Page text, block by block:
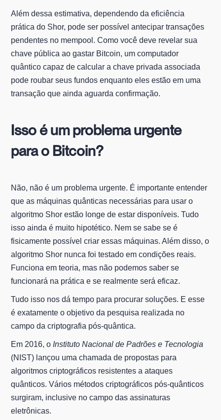
Além dessa estimativa, dependendo da eficiência
prática do Shor, pode ser possível antecipar transações
pendentes no mempool. Como você deve revelar sua
chave pública ao gastar Bitcoin, um computador
quântico capaz de calcular a chave privada associada
pode roubar seus fundos enquanto eles estão em uma
transação que ainda aguarda confirmação.
Isso é um problema urgente
para o Bitcoin?
Não, não é um problema urgente. É importante entender
que as máquinas quânticas necessárias para usar o
algoritmo Shor estão longe de estar disponíveis. Tudo
isso ainda é muito hipotético. Nem se sabe se é
fisicamente possível criar essas máquinas. Além disso, o
algoritmo Shor nunca foi testado em condições reais.
Funciona em teoria, mas não podemos saber se
funcionará na prática e se realmente será eficaz.
Tudo isso nos dá tempo para procurar soluções. E esse
é exatamente o objetivo da pesquisa realizada no
campo da criptografia pós-quântica.
Em 2016, o Instituto Nacional de Padrões e Tecnologia
(NIST) lançou uma chamada de propostas para
algoritmos criptográficos resistentes a ataques
quânticos. Vários métodos criptográficos pós-quânticos
surgiram, inclusive no campo das assinaturas
eletrônicas.